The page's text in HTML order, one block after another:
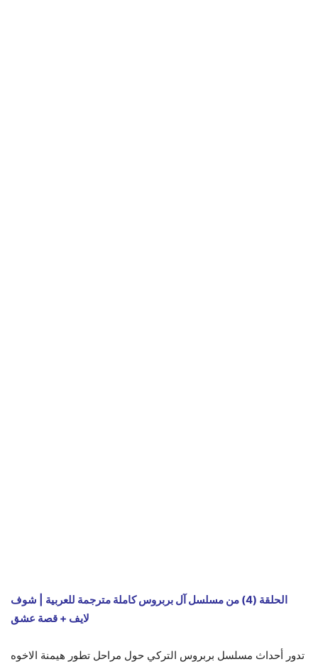
الحلقة (4) من مسلسل آل بربروس كاملة مترجمة للعربية | شوف
لايف + قصة عشق
تدور أحداث مسلسل بربروس التركي حول مراحل تطور هيمنة الاخوه